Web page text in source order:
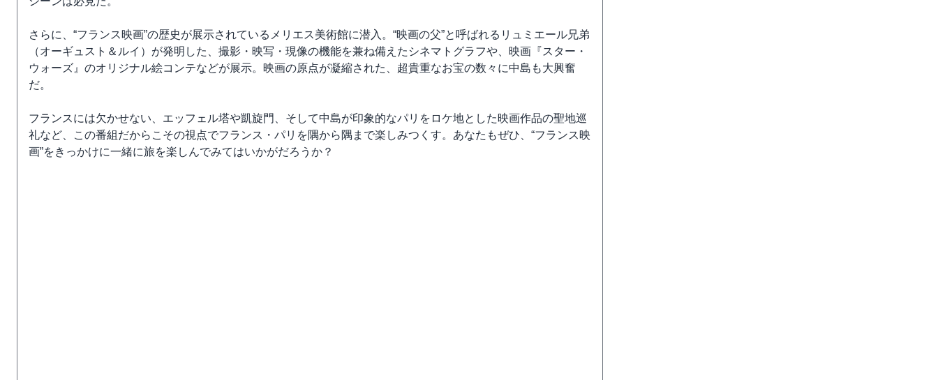
さらに、“フランス映画”の歴史が展示されているメリエス美術館に潜入。“映画の父”と呼ばれるリュミエール兄弟
（オーギュスト＆ルイ）が発明した、撮影・映写・現像の機能を兼ね備えたシネマトグラフや、映画『スター・
ウォーズ』のオリジナル絵コンテなどが展示。映画の原点が凝縮された、超貴重なお宝の数々に中島も大興奮
だ。
フランスには欠かせない、エッフェル塔や凱旋門、そして中島が印象的なパリをロケ地とした映画作品の聖地巡
礼など、この番組だからこその視点でフランス・パリを隅から隅まで楽しみつくす。あなたもぜひ、“フランス映
画”をきっかけに一緒に旅を楽しんでみてはいかがだろうか？